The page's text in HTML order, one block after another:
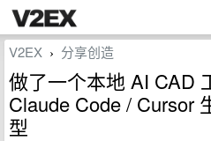
V2EX › 分享创造
做了一个本地 AI CAD
Claude Code / Cursor
型